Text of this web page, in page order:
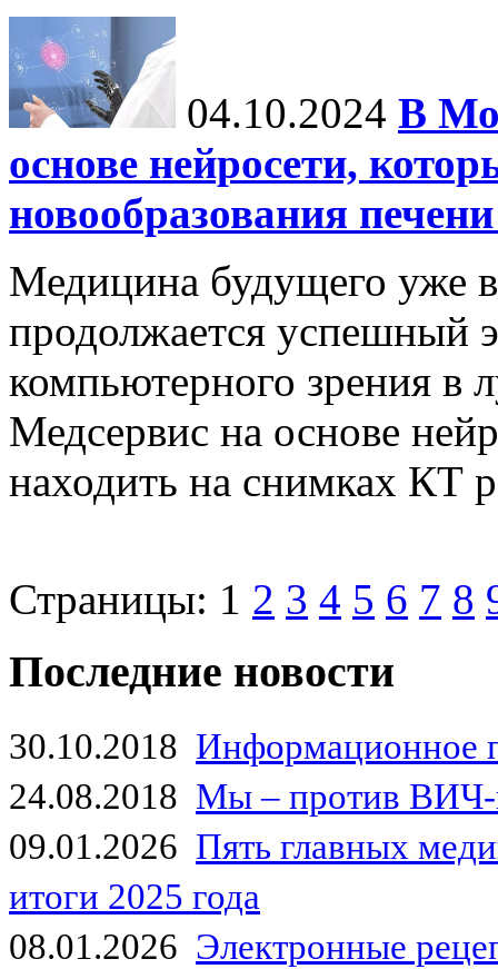
04.10.2024 В
основе нейросети,
новообразования
Медицина будущего уже
продолжается успешный
компьютерного зрения в
Медсервис на основе
находить на снимках КТ
Страницы: 1 2 3 4 5 6 7 8
Последние новости
30.10.2018 Информационное
24.08.2018 Мы – против
09.01.2026 Пять главных
итоги 2025 года
08.01.2026 Электронные